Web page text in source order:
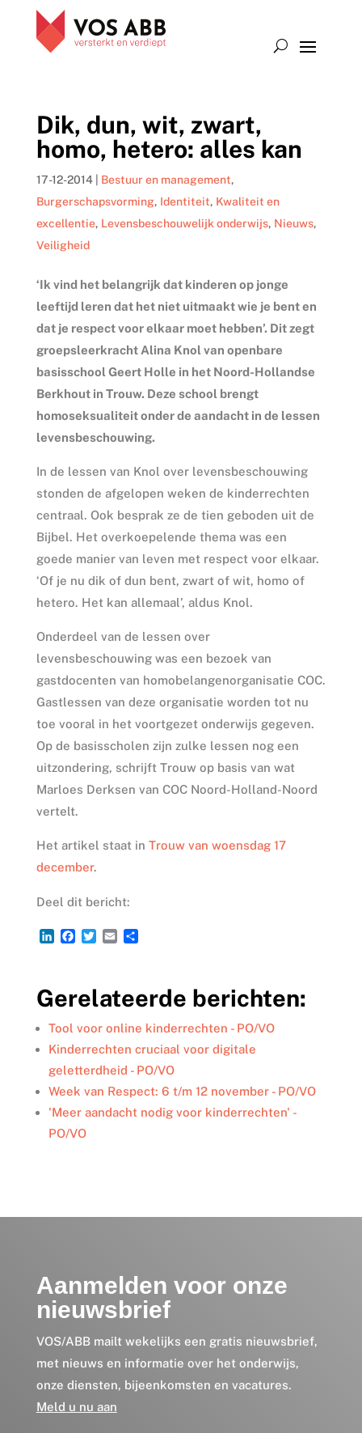
Dik, dun, wit, zwart,
homo, hetero: alles kan
17-12-2014| Bestuur en management,
Burgerschapsvorming, Identiteit, Kwaliteit en
excellentie, Levensbeschouwelijk onderwijs, Nieuws,
Veiligheid
‘Ik vind het belangrijk dat kinderen op jonge
leeftijd leren dat het niet uitmaakt wie je bent en
dat je respect voor elkaar moet hebben’. Dit zegt
groepsleerkracht Alina Knol van openbare
basisschool Geert Holle in het Noord-Hollandse
Berkhout in Trouw. Deze school brengt
homoseksualiteit onder de aandacht in de lessen
levensbeschouwing.
In de lessen van Knol over levensbeschouwing
stonden de afgelopen weken de kinderrechten
centraal. Ook besprak ze de tien geboden uit de
Bijbel. Het overkoepelende thema was een
goede manier van leven met respect voor elkaar.
‘Of je nu dik of dun bent, zwart of wit, homo of
hetero. Het kan allemaal’, aldus Knol.
Onderdeel van de lessen over
levensbeschouwing was een bezoek van
gastdocenten van homobelangenorganisatie COC.
Gastlessen van deze organisatie worden tot nu
toe vooral in het voortgezet onderwijs gegeven.
Op de basisscholen zijn zulke lessen nog een
uitzondering, schrijft Trouw op basis van wat
Marloes Derksen van COC Noord-Holland-Noord
vertelt.
Het artikel staat in Trouw van woensdag 17
december.
Deel dit bericht:
L
e
d
I
n
F
b
o
o
k
T
t
e
r
E
l
D
n
Gerelateerde berichten:
Tool voor online kinderrechten - PO/VO
Kinderrechten cruciaal voor digitale
geletterdheid - PO/VO
Week van Respect: 6 t/m 12 november - PO/VO
'Meer aandacht nodig voor kinderrechten' -
PO/VO
Aanmelden voor onze
nieuwsbrief
VOS/ABB mailt wekelijks een gratis nieuwsbrief,
met nieuws en informatie over het onderwijs,
onze diensten, bijeenkomsten en vacatures.
Meld u nu aan